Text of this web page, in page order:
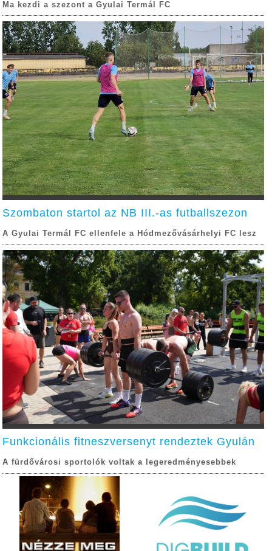
Ma kezdi a szezont a Gyulai Termál FC
Szombaton startol az NB III.-as futballszezon
A Gyulai Termál FC ellenfele a Hódmezővásárhelyi FC lesz
Funkcionális fitneszversenyt rendeztek Gyulán
A fürdővárosi sportolók voltak a legeredményesebbek